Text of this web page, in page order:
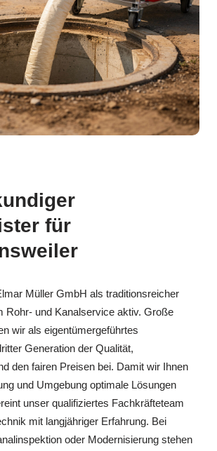
für
Müller GmbH als traditionsreicher
Rohr- und Kanalservice aktiv. Große
wir als eigentümergeführtes
Generation der Qualität,
den fairen Preisen bei. Damit wir Ihnen
und Umgebung optimale Lösungen
unser qualifiziertes Fachkräfteteam
mit langjähriger Erfahrung. Bei
oder Modernisierung stehen